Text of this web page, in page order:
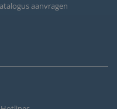
aanvragen